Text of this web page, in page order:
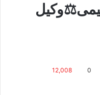
0
12,008